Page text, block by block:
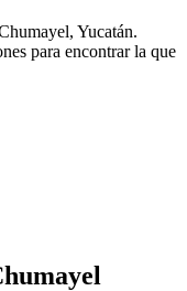
Yucatán.
para encontrar la que